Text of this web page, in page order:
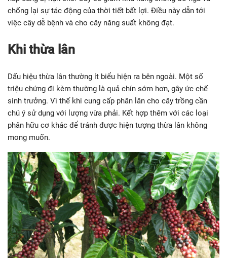
Biểu hiện thiếu lân ở cây cà phê
Bón thiếu lân bộ rễ kém phát triển, quá trình quang hợp và hô
hấp cũng bị hạn chế. Cây sẽ giảm khả năng chống đổ ngã và
chống lại sự tác động của thời tiết bất lợi. Điều này dẫn tới
việc cây dễ bệnh và cho cây năng suất không đạt.
Khi thừa lân
Dấu hiệu thừa lân thường ít biểu hiện ra bên ngoài. Một số
triệu chứng đi kèm thường là quả chín sớm hơn, gây ức chế
sinh trưởng. Vì thế khi cung cấp phân lân cho cây trồng cần
chú ý sử dụng với lượng vừa phải. Kết hợp thêm với các loại
phân hữu cơ khác để tránh được hiện tượng thừa lân không